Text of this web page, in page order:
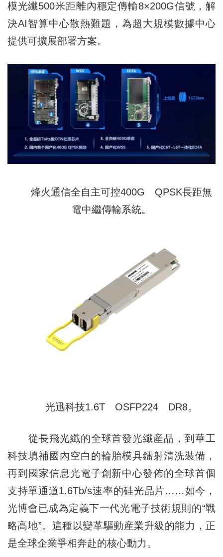
模光纖500米距離內穩定傳輸8×200G信號，解
決AI智算中心散熱難題，為超大規模數據中心
提供可擴展部署方案。
烽火通信全自主可控400G QPSK長距無
電中繼傳輸系統。
光迅科技1.6T OSFP224 DR8。
從長飛光纖的全球首發光纖産品，到華工
科技填補國內空白的輪胎模具鐳射清洗裝備，
再到國家信息光電子創新中心發佈的全球首個
支持單通道1.6Tb/s速率的硅光晶片……如今，
光博會已成為定義下一代光電子技術規則的“戰
略高地”。這種以變革驅動産業升級的能力，正
是全球企業爭相奔赴的核心動力。